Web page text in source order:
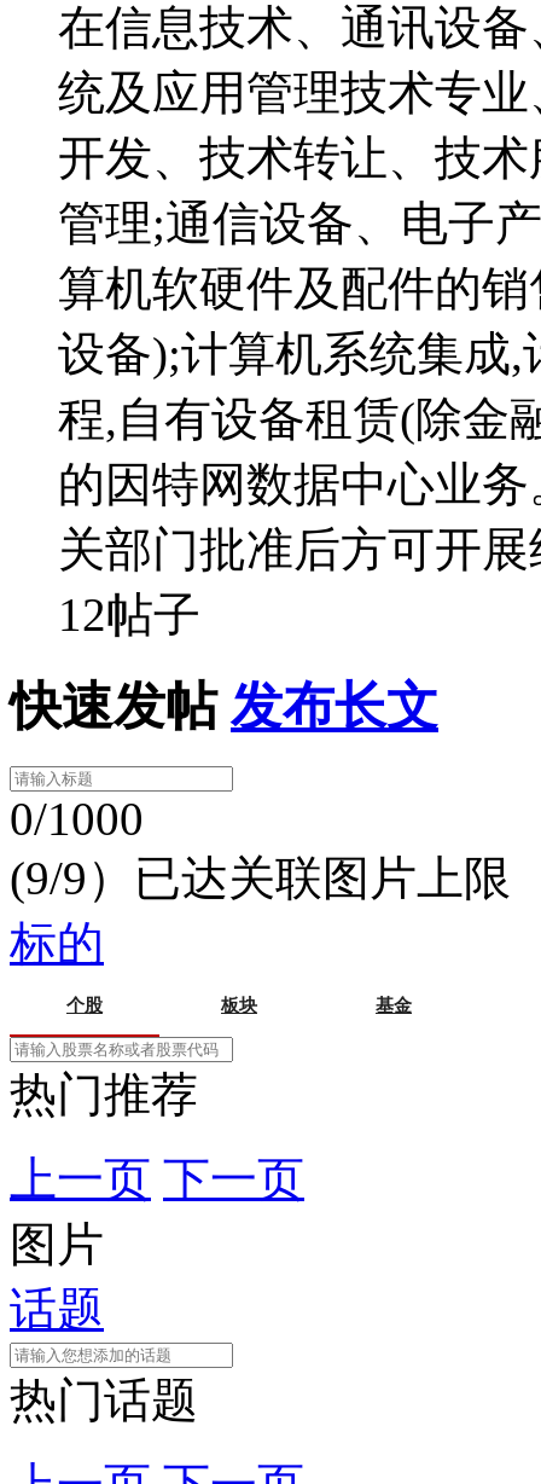
在信息技术、通讯设
统及应用管理技术专
开发、技术转让、技
管理;通信设备、电子
算机软硬件及配件的
设备);计算机系统集成
程,自有设备租赁(除金
的因特网数据中心业
关部门批准后方可开
12帖子
快速发帖 发布长文
0/1000
(9/9）已达关联图片上限
标的
个股 板块 基金
热门推荐
上一页 下一页
图片
话题
热门话题